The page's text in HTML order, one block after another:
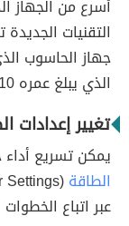
أسرع من الجهاز
التقنيات
جهاز الحاسوب
الذي يبلغ عمره 10 أعوام أو أكثر.
تغيير إعدادات
يمكن تسريع أداء
الطاقة
عبر اتباع الخطوات